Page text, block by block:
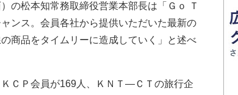
の松本知常務取締役営業本部長は「Ｇｏ Ｔ
ンス。会員各社から提供いただいた最新の
商品をタイムリーに造成していく」と述べ
ＣＰ会員が169人、ＫＮＴ―ＣＴの旅行企